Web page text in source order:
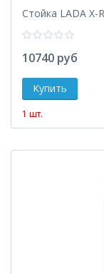
Стойка LADA
10740 руб
1 шт.